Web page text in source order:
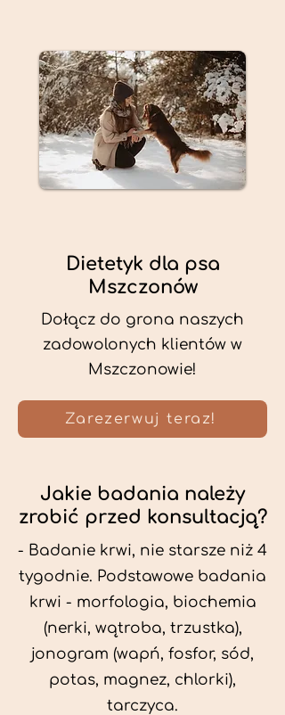
Dietetyk dla psa
Mszczonów
Dołącz do grona naszych
zadowolonych klientów w
Mszczonowie!
Zarezerwuj teraz!
Jakie badania należy
zrobić przed konsultacją?
- Badanie krwi, nie starsze niż 4
tygodnie. Podstawowe badania
krwi - morfologia, biochemia
(nerki, wątroba, trzustka),
jonogram (wapń, fosfor, sód,
potas, magnez, chlorki),
tarczyca.